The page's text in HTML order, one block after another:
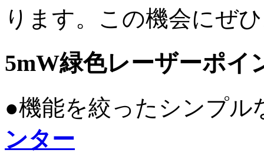
ります。この機会にぜ
5mW緑色レーザーポイ
●機能を絞ったシンプル
ンター